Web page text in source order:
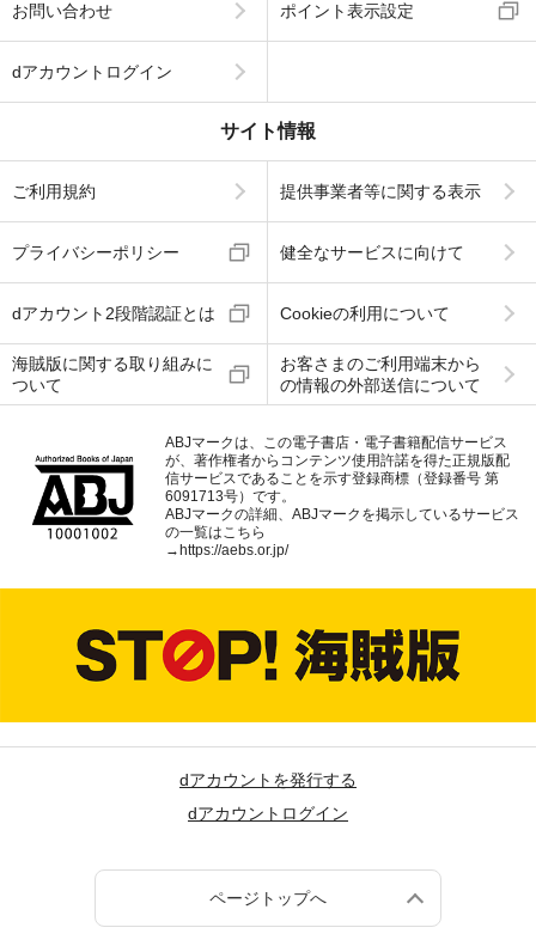
お問い合わせ ポイント表示設定
dアカウントログイン
サイト情報
ご利用規約 提供事業者等に関する表示
プライバシーポリシー 健全なサービスに向けて
dアカウント2段階認証とは Cookieの利用について
海賊版に関する取り組みに
ついて
お客さまのご利用端末から
の情報の外部送信について
ABJマークは、この電子書店・電子書籍配信サービス
が、著作権者からコンテンツ使用許諾を得た正規版配
信サービスであることを示す登録商標（登録番号 第
6091713号）です。
ABJマークの詳細、ABJマークを掲示しているサービス
の一覧はこちら
→ https://aebs.or.jp/
dアカウントを発行する
dアカウントログイン
ページトップへ